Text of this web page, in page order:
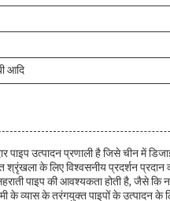
आदि
उत्पादन प्रणाली है जिसे चीन में
के लिए विश्वसनीय प्रदर्शन प्रदान
पाइप की आवश्यकता होती है, जैसे कि
के व्यास के तरंगयुक्त पाइपों के उत्पादन के